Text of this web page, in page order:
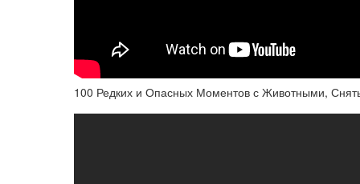
100 Редких и Опасных Моментов с Животными,